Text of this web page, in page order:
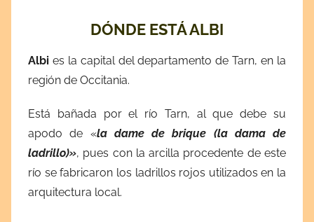
DÓNDE ESTÁ ALBI
Albi es la capital del departamento de Tarn, en la
región de Occitania.
Está bañada por el río Tarn, al que debe su
apodo de «la dame de brique (la dama de
ladrillo)», pues con la arcilla procedente de este
río se fabricaron los ladrillos rojos utilizados en la
arquitectura local.